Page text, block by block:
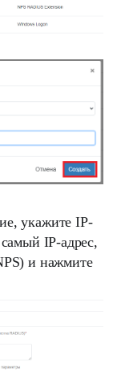
укажите IP-
IP-адрес,
) и нажмите